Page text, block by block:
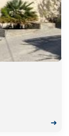
Next
➜